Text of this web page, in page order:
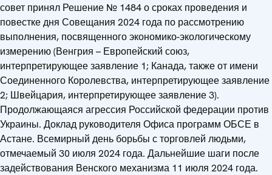
совет принял Решение № 1484 о сроках проведения и
повестке дня Совещания 2024 года по рассмотрению
выполнения, посвященного экономико-экологическому
измерению (Венгрия – Европейский союз,
интерпретирующее заявление 1; Канада, также от имени
Соединенного Королевства, интерпретирующее заявление
2; Швейцария, интерпретирующее заявление 3).
Продолжающаяся агрессия Российской федерации против
Украины. Доклад руководителя Офиса программ ОБСЕ в
Астане. Всемирный день борьбы с торговлей людьми,
отмечаемый 30 июля 2024 года. Дальнейшие шаги после
задействования Венского механизма 11 июля 2024 года.